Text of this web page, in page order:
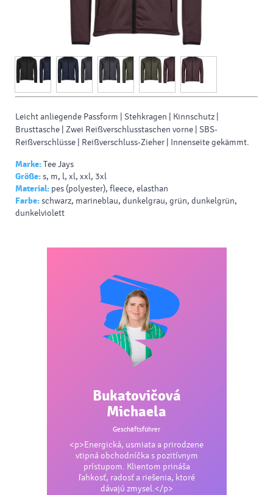
Leicht anliegende Passform | Stehkragen | Kinnschutz |
Brusttasche | Zwei Reißverschlusstaschen vorne | SBS-
Reißverschlüsse | Reißverschluss-Zieher | Innenseite gekämmt.
Marke:Tee Jays
Größe:s, m, l, xl, xxl, 3xl
Material: pes (polyester), fleece, elasthan
Farbe:schwarz, marineblau, dunkelgrau, grün, dunkelgrün,
dunkelviolett
Bukatovičová
Michaela
Geschäftsführer
<p>Energická, usmiata a prirodzene
vtipná obchodníčka s pozitívnym
prístupom. Klientom prináša
ľahkosť, radosť a riešenia, ktoré
dávajú zmysel.</p>